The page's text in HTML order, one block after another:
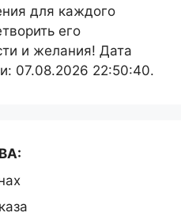
для каждого
его
и желания! Дата
07.08.2026 22:50:40.